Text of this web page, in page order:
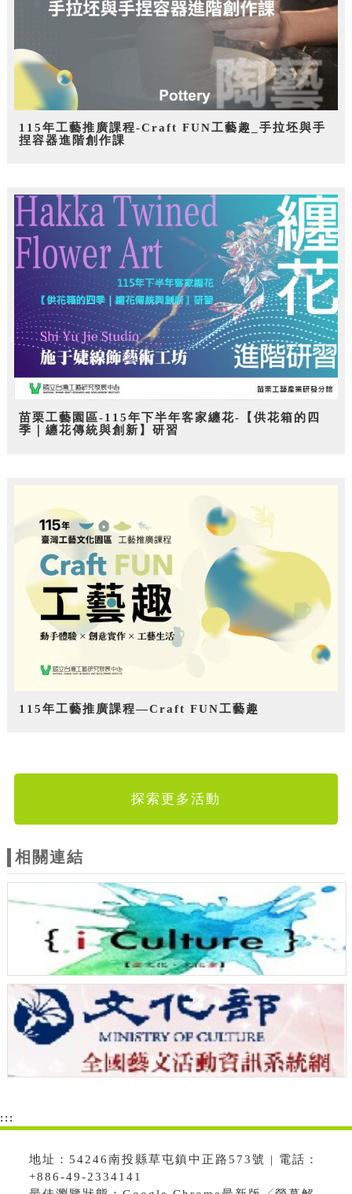
115年工藝推廣課程-Craft FUN工藝趣_手拉坯與手
捏容器進階創作課
苗栗工藝園區-115年下半年客家纏花-【供花箱的四
季｜纏花傳統與創新】研習
115年工藝推廣課程—Craft FUN工藝趣
探索更多活動
相關連結
:::
地址：54246南投縣草屯鎮中正路573號 | 電話：
+886-49-2334141